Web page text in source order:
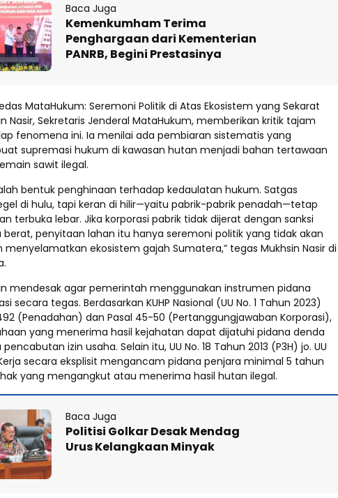
Baca Juga
Kemenkumham Terima
Penghargaan dari Kementerian
PANRB, Begini Prestasinya
MataHukum: Seremoni Politik di Atas Ekosistem yang Sekarat
Nasir, Sekretaris Jenderal MataHukum, memberikan kritik tajam
fenomena ini. Ia menilai ada pembiaran sistematis yang
supremasi hukum di kawasan hutan menjadi bahan tertawaan
sawit ilegal.
bentuk penghinaan terhadap kedaulatan hukum. Satgas
di hulu, tapi keran di hilir—yaitu pabrik-pabrik penadah—tetap
terbuka lebar. Jika korporasi pabrik tidak dijerat dengan sanksi
berat, penyitaan lahan itu hanya seremoni politik yang tidak akan
menyelamatkan ekosistem gajah Sumatera,” tegas Mukhsin Nasir di
mendesak agar pemerintah menggunakan instrumen pidana
secara tegas. Berdasarkan KUHP Nasional (UU No. 1 Tahun 2023)
(Penadahan) dan Pasal 45-50 (Pertanggungjawaban Korporasi),
yang menerima hasil kejahatan dapat dijatuhi pidana denda
izin usaha. Selain itu, UU No. 18 Tahun 2013 (P3H) jo. UU
secara eksplisit mengancam pidana penjara minimal 5 tahun
yang mengangkut atau menerima hasil hutan ilegal.
Baca Juga
Politisi Golkar Desak Mendag
Urus Kelangkaan Minyak